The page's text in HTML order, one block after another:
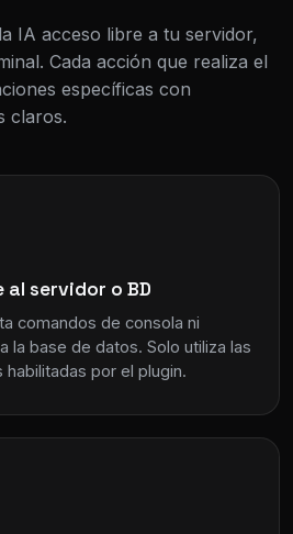
IA acceso libre a tu servidor,
Cada acción que realiza el
específicas con
claros.
al servidor o BD
comandos de consola ni
la base de datos. Solo utiliza las
por el plugin.